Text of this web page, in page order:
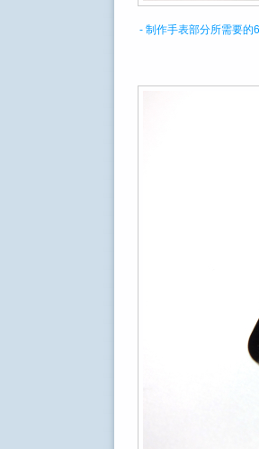
- 制作手表部分所需要的